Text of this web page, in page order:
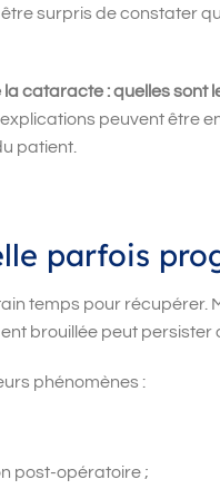
surpris de constater
cataracte : quelles sont
peuvent être
patient.
parfois
temps pour récupérer.
brouillée peut persister
phénomènes :
post-opératoire ;